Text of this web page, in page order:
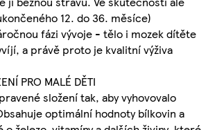
12. do 36. měsíce)
fázi vývoje - tělo i mozek dítěte
a právě proto je kvalitní výživa
PRO MALÉ DĚTI
složení tak, aby vyhovovalo
optimální hodnoty bílkovin a